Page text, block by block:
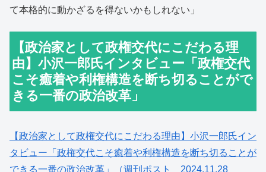
て本格的に動かざるを得ないかもしれない」
【政治家として政権交代にこだわる理
由】小沢一郎氏インタビュー「政権交代
こそ癒着や利権構造を断ち切ることがで
きる一番の政治改革」
【政治家として政権交代にこだわる理由】小沢一郎氏イン
タビュー「政権交代こそ癒着や利権構造を断ち切ることが
できる一番の政治改革」（週刊ポスト 2024.11.28